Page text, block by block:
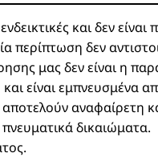
και δεν
περίπτωση δεν
μας δεν είναι η
είναι εμπνευσμένα
πνευματικά δικαιώματα.